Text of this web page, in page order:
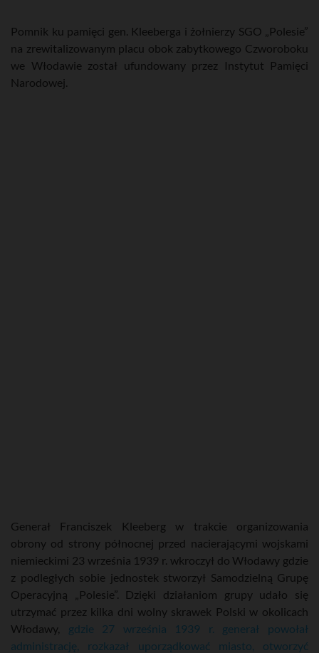
Pomnik ku pamięci gen. Kleeberga i żołnierzy SGO „Polesie”
na zrewitalizowanym placu obok zabytkowego Czworoboku
we Włodawie został ufundowany przez Instytut Pamięci
Narodowej.
Generał Franciszek Kleeberg w trakcie organizowania
obrony od strony północnej przed nacierającymi wojskami
niemieckimi 23 września 1939 r. wkroczył do Włodawy gdzie
z podległych sobie jednostek stworzył Samodzielną Grupę
Operacyjną „Polesie”. Dzięki działaniom grupy udało się
utrzymać przez kilka dni wolny skrawek Polski w okolicach
Włodawy, gdzie 27 września 1939 r. generał powołał
administrację, rozkazał uporządkować miasto, otworzyć